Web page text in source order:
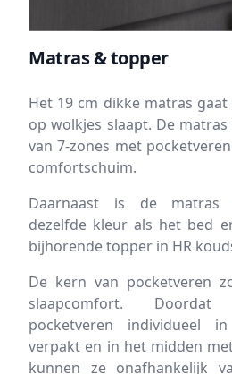
Matras & topper
Het 19 cm dikke matras
op wolkjes slaapt. De
van 7-zones met
comfortschuim.
Daarnaast is de matras
dezelfde kleur als het bed
bijhorende topper in HR
De kern van pocketveren
slaapcomfort.
pocketveren individueel
verpakt en in het midden
kunnen ze onafhankelijk